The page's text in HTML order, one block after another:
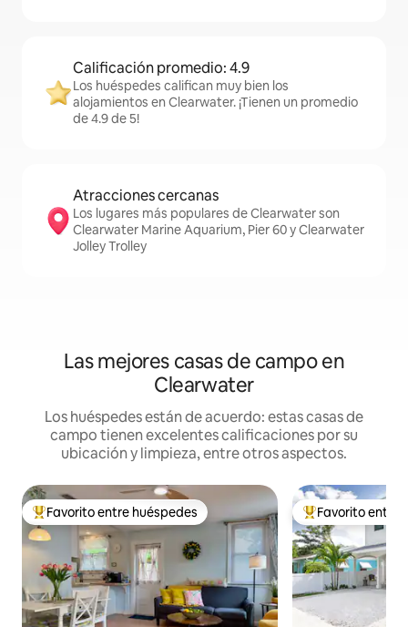
Calificación promedio: 4.9
Los huéspedes califican muy bien los
alojamientos en Clearwater. ¡Tienen un promedio
de 4.9 de 5!
Atracciones cercanas
Los lugares más populares de Clearwater son
Clearwater Marine Aquarium, Pier 60 y Clearwater
Jolley Trolley
Las mejores casas de campo en
Clearwater
Los huéspedes están de acuerdo: estas casas de
campo tienen excelentes calificaciones por su
ubicación y limpieza, entre otros aspectos.
De los mejores en Favorito entre huéspedes
Favorito entre huéspedes De los mejores
Favorito entre